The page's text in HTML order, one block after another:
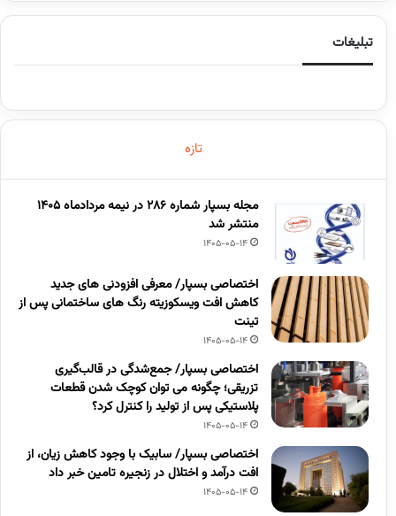
تبلیغات
تازه
مجله بسپار شماره 286 در نیمه مردادماه 1405
منتشر شد
1405-05-14
اختصاصی بسپار/ معرفی افزودنی های جدید
کاهش افت ویسکوزیته رنگ های ساختمانی پس از
تینت
1405-05-14
اختصاصی بسپار/ جمع‌شدگی در قالب‌گیری
تزریقی؛ چگونه می توان کوچک شدن قطعات
پلاستیکی پس از تولید را کنترل کرد؟
1405-05-14
اختصاصی بسپار/ سابیک با وجود کاهش زیان، از
افت درآمد و اختلال در زنجیره تامین خبر داد
1405-05-14